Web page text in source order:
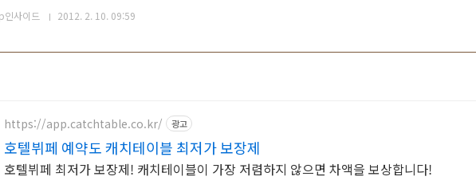
인사이드 2012. 2. 10. 09:59
https://app.catchtable.co.kr/ 광고
호텔뷔페 예약도 캐치테이블 최저가 보장제
호텔뷔페 최저가 보장제! 캐치테이블이 가장 저렴하지 않으면 차액을 보상합니다!